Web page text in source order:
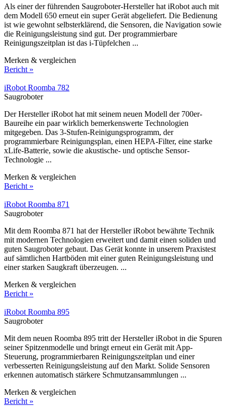
Als einer der führenden Saugroboter-Hersteller hat iRobot auch mit
dem Modell 650 erneut ein super Gerät abgeliefert. Die Bedienung
ist wie gewohnt selbsterklärend, die Sensoren, die Navigation sowie
die Reinigungsleistung sind gut. Der programmierbare
Reinigungszeitplan ist das i-Tüpfelchen ...
Merken & vergleichen
Bericht »
iRobot Roomba 782
Saugroboter
Der Hersteller iRobot hat mit seinem neuen Modell der 700er-
Baureihe ein paar wirklich bemerkenswerte Technologien
mitgegeben. Das 3-Stufen-Reinigungsprogramm, der
programmierbare Reinigungsplan, einen HEPA-Filter, eine starke
xLife-Batterie, sowie die akustische- und optische Sensor-
Technologie ...
Merken & vergleichen
Bericht »
iRobot Roomba 871
Saugroboter
Mit dem Roomba 871 hat der Hersteller iRobot bewährte Technik
mit modernen Technologien erweitert und damit einen soliden und
guten Saugroboter gebaut. Das Gerät konnte in unserem Praxistest
auf sämtlichen Hartböden mit einer guten Reinigungsleistung und
einer starken Saugkraft überzeugen. ...
Merken & vergleichen
Bericht »
iRobot Roomba 895
Saugroboter
Mit dem neuen Roomba 895 tritt der Hersteller iRobot in die Spuren
seiner Spitzenmodelle und bringt erneut ein Gerät mit App-
Steuerung, programmierbaren Reinigungszeitplan und einer
verbesserten Reinigungsleistung auf den Markt. Solide Sensoren
erkennen automatisch stärkere Schmutzansammlungen ...
Merken & vergleichen
Bericht »